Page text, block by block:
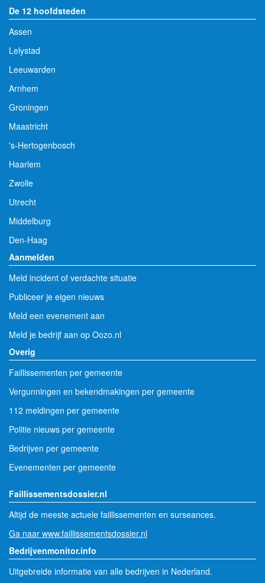
De 12 hoofdsteden
Assen
Lelystad
Leeuwarden
Arnhem
Groningen
Maastricht
's-Hertogenbosch
Haarlem
Zwolle
Utrecht
Middelburg
Den-Haag
Aanmelden
Meld incident of verdachte situatie
Publiceer je eigen nieuws
Meld een evenement aan
Meld je bedrijf aan op Oozo.nl
Overig
Faillissementen per gemeente
Vergunningen en bekendmakingen per gemeente
112 meldingen per gemeente
Politie nieuws per gemeente
Bedrijven per gemeente
Evenementen per gemeente
Faillissementsdossier.nl
Altijd de meeste actuele faillissementen en surseances.
Ga naar www.faillissementsdossier.nl
Bedrijvenmonitor.info
Uitgebreide informatie van alle bedrijven in Nederland.